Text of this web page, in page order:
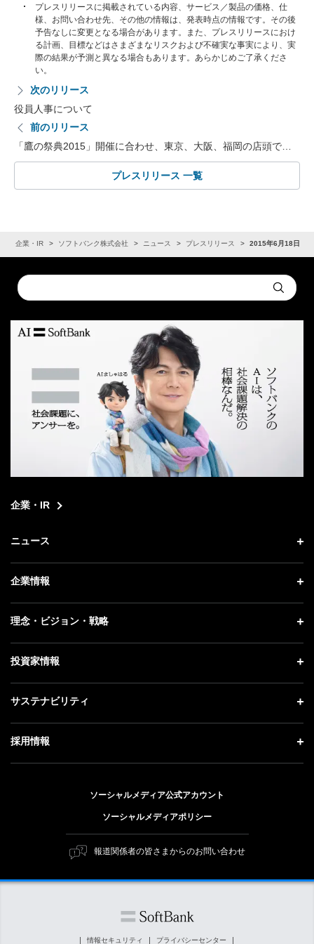
プレスリリースに掲載されている内容、サービス／製品の価格、仕
様、お問い合わせ先、その他の情報は、発表時点の情報です。その後
予告なしに変更となる場合があります。また、プレスリリースにおけ
る計画、目標などはさまざまなリスクおよび不確実な事実により、実
際の結果が予測と異なる場合もあります。あらかじめご了承くださ
い。
次のリリース
役員人事について
前のリリース
「鷹の祭典2015」開催に合わせ、東京、大阪、福岡の店頭で…
プレスリリース 一覧
企業・IR ソフトバンク株式会社 ニュース プレスリリース 2015年6月18日
Conduct
a
Submit
企業・IR
ニュース
ニュース トップ
プレスリリース
更新情報
企業情報
企業情報 トップ
社長メッセージ
事業紹介
理念・ビジョン・戦略
理念・ビジョン・戦略 トップ
成長戦略「Activate AI for Society」
人材戦略
投資家情報
投資家情報 トップ
経営方針
サステナビリティ
サステナビリティ トップ
トップメッセージ
ESG方針・体制
マテリアリティ（重要課題）
ESGの主な取り組み
外部評価・イニシアチブ
採用情報
キャリア採用
障がい者採用
ソーシャルメディア公式アカウント
ソーシャルメディアポリシー
報道関係者の皆さまからのお問い合わせ
情報セキュリティ プライバシーセンター